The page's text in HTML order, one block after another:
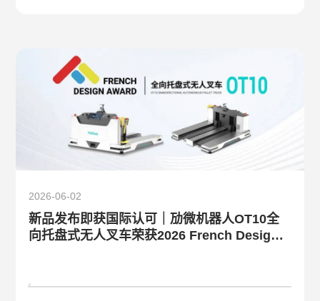
2026-06-02
新品发布即获国际认可｜劢微机器人OT10全
向托盘式无人叉车荣获2026 French Design